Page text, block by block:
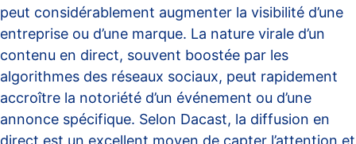
peut considérablement augmenter la visibilité d’une
entreprise ou d’une marque. La nature virale d’un
contenu en direct, souvent boostée par les
algorithmes des réseaux sociaux, peut rapidement
accroître la notoriété d’un événement ou d’une
annonce spécifique. Selon Dacast, la diffusion en
direct est un excellent moyen de capter l’attention et